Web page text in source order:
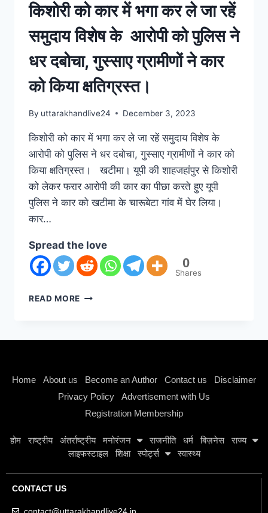
किशोरी को कार में भगा कर ले जा रहें
समुदाय विशेष के आरोपी को पुलिस ने
धर दबोचा, गुस्साए ग्रामीणों ने कार
को किया क्षतिग्रस्त।
By uttarakhandlive24 December 3, 2023
किशोरी को कार में भगा कर ले जा रहें समुदाय विशेष के
आरोपी को पुलिस ने धर दबोचा, गुस्साए ग्रामीणों ने कार को
किया क्षतिग्रस्त। खटीमा। यूपी की शाहजहांपुर से किशोरी
को लेकर फरार आरोपी की कार का पीछा करते हुए यूपी
पुलिस ने कार को खटीमा के चारूबेटा गांव में घेर लिया।
कार…
Spread the love
0
Shares
READ MORE
Home About us Become an Author Contact us
Disclaimer
Privacy Policy
Advertisement with Us
Registration Membership
होम राष्ट्रीय अंतर्राष्ट्रीय मनोरंजन राजनीति धर्म बिज़नेस
राज्य
लाइफस्टाइल
शिक्षा स्पोर्ट्स स्वास्थ्य
CONTACT US